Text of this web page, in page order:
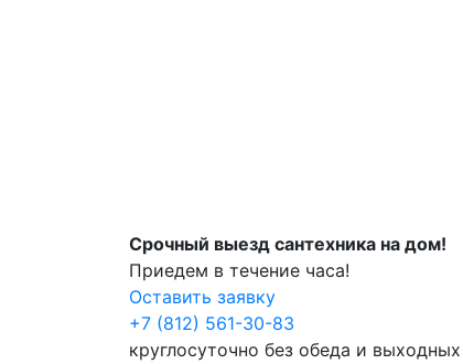
Срочный выезд сантехника на дом!
Приедем в течение часа!
Оставить заявку
+7 (812) 561-30-83
круглосуточно без обеда и выходных